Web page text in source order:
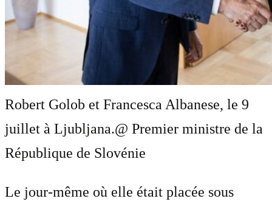
Robert Golob et Francesca Albanese, le 9
juillet à Ljubljana.@ Premier ministre de la
République de Slovénie
Le jour-même où elle était placée sous